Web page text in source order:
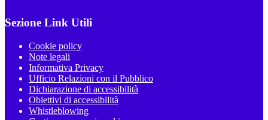
Sezione Link Utili
Cookie policy
Note legali
Informativa Privacy
Ufficio Relazioni con il Pubblico
Dichiarazione di accessibilità
Obiettivi di accessibilità
Whistleblowing